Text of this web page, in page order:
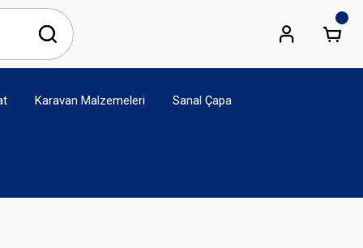
Karavan Malzemeleri Sanal Çapa